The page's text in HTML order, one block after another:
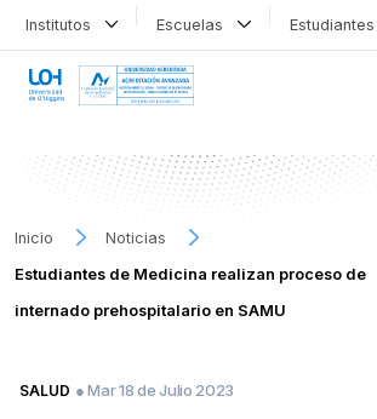
Institutos Escuelas Estudiantes
Inicio
Noticias
Estudiantes de Medicina realizan proceso de
internado prehospitalario en SAMU
SALUD ● Mar 18 de Julio 2023